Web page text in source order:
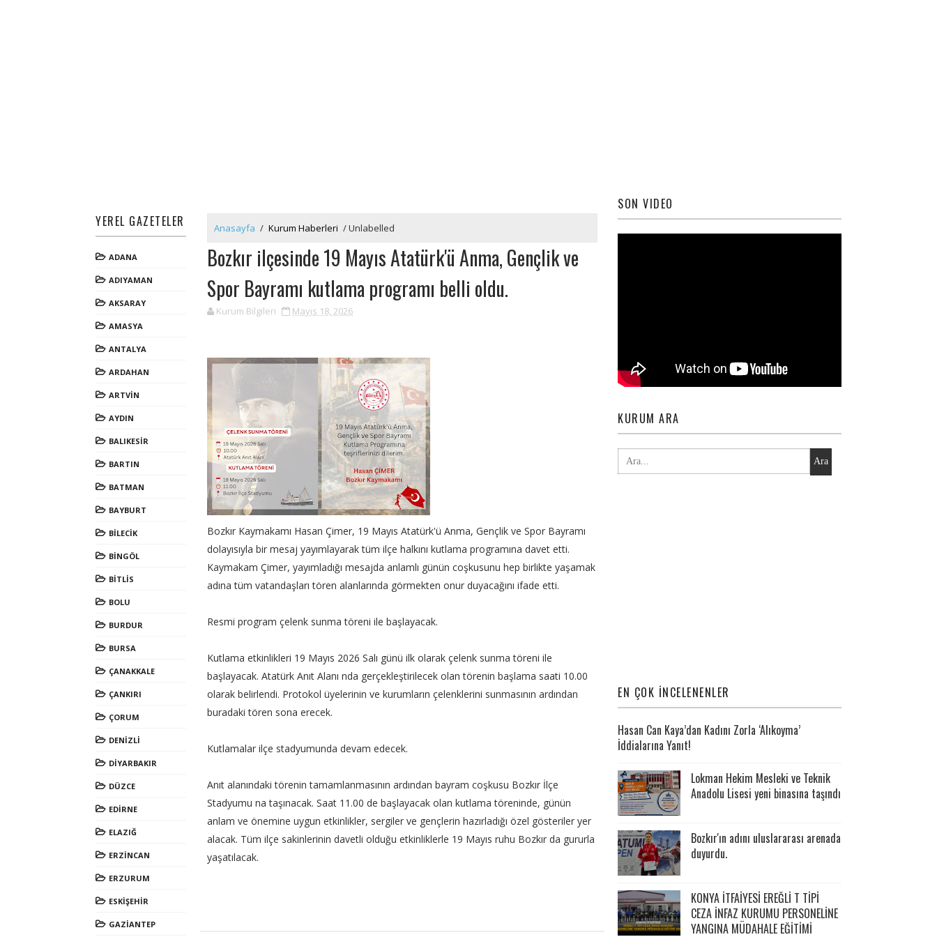
YEREL GAZETELER
ADANA
ADIYAMAN
AKSARAY
AMASYA
ANTALYA
ARDAHAN
ARTVİN
AYDIN
BALIKESİR
BARTIN
BATMAN
BAYBURT
BİLECİK
BİNGÖL
BİTLİS
BOLU
BURDUR
BURSA
ÇANAKKALE
ÇANKIRI
ÇORUM
DENİZLİ
DİYARBAKIR
DÜZCE
EDİRNE
ELAZIĞ
ERZİNCAN
ERZURUM
ESKİŞEHİR
GAZİANTEP
Anasayfa / Kurum Haberleri /Unlabelled
Bozkır ilçesinde 19 Mayıs Atatürk'ü Anma, Gençlik ve
Spor Bayramı kutlama programı belli oldu.
Kurum Bilgileri Mayıs 18, 2026
Bozkır Kaymakamı Hasan Çimer, 19 Mayıs Atatürk'ü Anma, Gençlik ve Spor Bayramı
dolayısıyla bir mesaj yayımlayarak tüm ilçe halkını kutlama programına davet etti.
Kaymakam Çimer, yayımladığı mesajda anlamlı günün coşkusunu hep birlikte yaşamak
adına tüm vatandaşları tören alanlarında görmekten onur duyacağını ifade etti.
Resmi program çelenk sunma töreni ile başlayacak.
Kutlama etkinlikleri 19 Mayıs 2026 Salı günü ilk olarak çelenk sunma töreni ile
başlayacak. Atatürk Anıt Alanı nda gerçekleştirilecek olan törenin başlama saati 10.00
olarak belirlendi. Protokol üyelerinin ve kurumların çelenklerini sunmasının ardından
buradaki tören sona erecek.
Kutlamalar ilçe stadyumunda devam edecek.
Anıt alanındaki törenin tamamlanmasının ardından bayram coşkusu Bozkır İlçe
Stadyumu na taşınacak. Saat 11.00 de başlayacak olan kutlama töreninde, günün
anlam ve önemine uygun etkinlikler, sergiler ve gençlerin hazırladığı özel gösteriler yer
alacak. Tüm ilçe sakinlerinin davetli olduğu etkinliklerle 19 Mayıs ruhu Bozkır da gururla
yaşatılacak.
SON VIDEO
KURUM ARA
Ara
EN ÇOK İNCELENENLER
Hasan Can Kaya’dan Kadını Zorla ‘Alıkoyma’
İddialarına Yanıt!
Lokman Hekim Mesleki ve Teknik
Anadolu Lisesi yeni binasına taşındı
Bozkır'ın adını uluslararası arenada
duyurdu.
KONYA İTFAİYESİ EREĞLİ T TİPİ
CEZA İNFAZ KURUMU PERSONELİNE
YANGINA MÜDAHALE EĞİTİMİ